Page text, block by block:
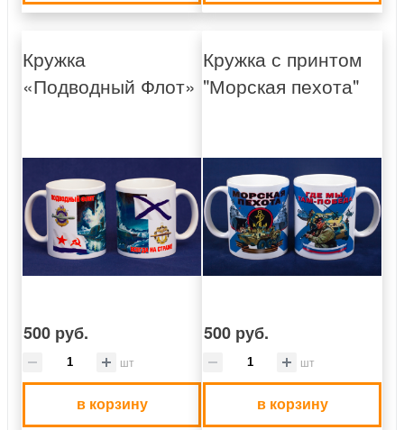
Кружка
«Подводный Флот»
500 руб.
шт
в корзину
Кружка с принтом
"Морская пехота"
500 руб.
шт
в корзину